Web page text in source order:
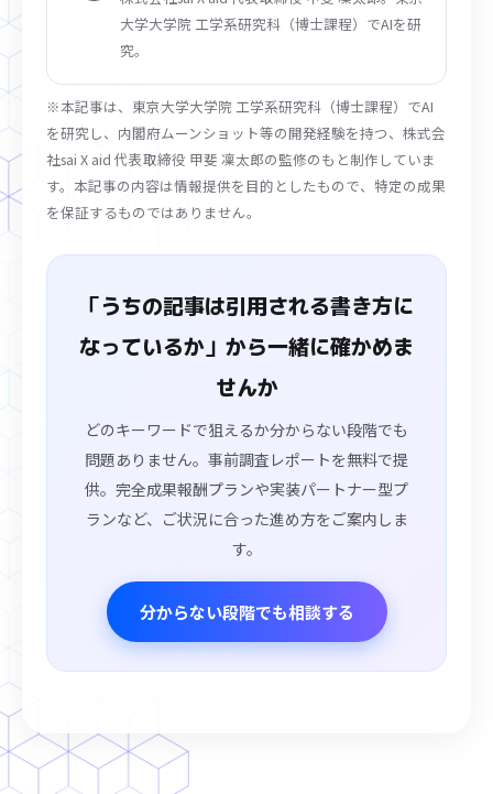
大学大学院 工学系研究科（博士課程）でAIを研
究。
※本記事は、東京大学大学院 工学系研究科（博士課程）でAI
を研究し、内閣府ムーンショット等の開発経験を持つ、株式会
社sai X aid 代表取締役 甲斐 凜太郎の監修のもと制作していま
す。本記事の内容は情報提供を目的としたもので、特定の成果
を保証するものではありません。
「うちの記事は引用される書き方に
なっているか」から一緒に確かめま
せんか
どのキーワードで狙えるか分からない段階でも
問題ありません。事前調査レポートを無料で提
供。完全成果報酬プランや実装パートナー型プ
ランなど、ご状況に合った進め方をご案内しま
す。
分からない段階でも相談する